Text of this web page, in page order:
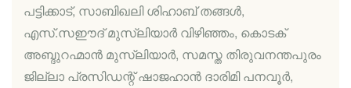
പട്ടിക്കാട്, സാബിഖലി ശിഹാബ് തങ്ങൾ,
എസ്.സഈദ് മുസ്‌ലിയാർ വിഴിഞ്ഞം, കൊടക്
അബ്ദുറഹ്മാൻ മുസ്‌ലിയാർ, സമസ്ത തിരുവനന്തപുരം
ജില്ലാ പ്രസിഡന്റ് ഷാജഹാൻ ദാരിമി പനവൂർ,